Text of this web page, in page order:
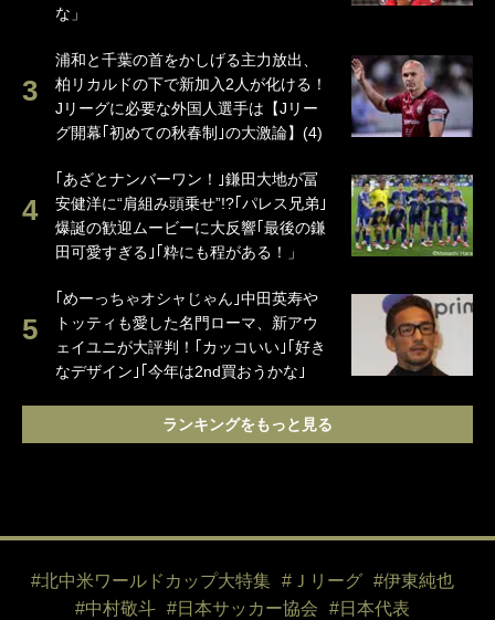
な」
浦和と千葉の首をかしげる主力放出、
柏リカルドの下で新加入2人が化ける！
Jリーグに必要な外国人選手は【Jリー
グ開幕｢初めての秋春制｣の大激論】(4)
｢あざとナンバーワン！｣鎌田大地が冨
安健洋に“肩組み頭乗せ”!?｢パレス兄弟｣
爆誕の歓迎ムービーに大反響｢最後の鎌
田可愛すぎる｣｢粋にも程がある！」
｢めーっちゃオシャじゃん｣中田英寿や
トッティも愛した名門ローマ、新アウ
ェイユニが大評判！｢カッコいい｣｢好き
なデザイン｣｢今年は2nd買おうかな｣
ランキングをもっと見る
#北中米ワールドカップ大特集 #Ｊリーグ
#伊東純也
#中村敬斗
#日本サッカー協会
#日本代表